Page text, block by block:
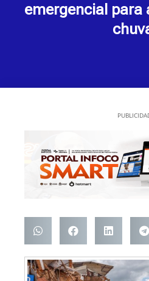
emergencial para